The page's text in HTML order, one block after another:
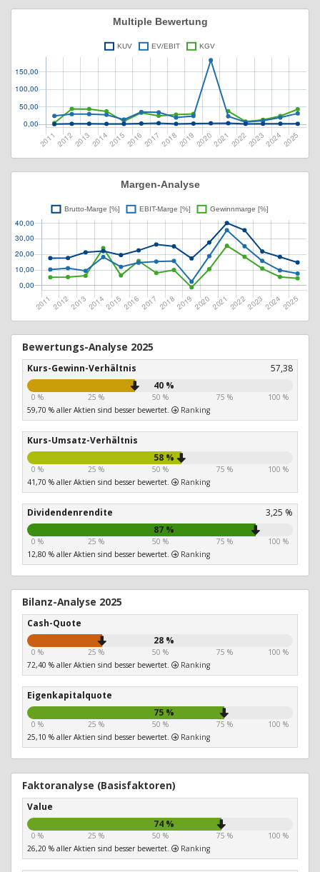
Bewertungs-Analyse 2025
Kurs-Gewinn-Verhältnis
57,38
40 %
0 % 25 % 50 % 75 %
100 %
59,70 % aller Aktien sind besser bewertet.
Ranking
Kurs-Umsatz-Verhältnis
58 %
0 % 25 % 50 % 75 %
100 %
41,70 % aller Aktien sind besser bewertet.
Ranking
Dividendenrendite
3,25 %
87 %
0 % 25 % 50 % 75 %
100 %
12,80 % aller Aktien sind besser bewertet.
Ranking
Bilanz-Analyse 2025
Cash-Quote
28 %
0 % 25 % 50 % 75 %
100 %
72,40 % aller Aktien sind besser bewertet.
Ranking
Eigenkapitalquote
75 %
0 % 25 % 50 % 75 %
100 %
25,10 % aller Aktien sind besser bewertet.
Ranking
Faktoranalyse (Basisfaktoren)
Value
74 %
0 % 25 % 50 % 75 %
100 %
26,20 % aller Aktien sind besser bewertet.
Ranking